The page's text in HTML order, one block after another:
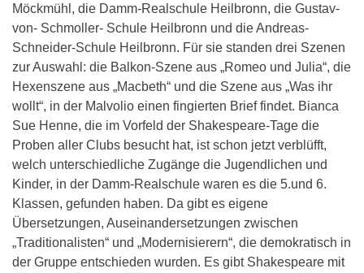
Möckmühl, die Damm-Realschule Heilbronn, die Gustav-
von- Schmoller- Schule Heilbronn und die Andreas-
Schneider-Schule Heilbronn. Für sie standen drei Szenen
zur Auswahl: die Balkon-Szene aus „Romeo und Julia“, die
Hexenszene aus „Macbeth“ und die Szene aus „Was ihr
wollt“, in der Malvolio einen fingierten Brief findet. Bianca
Sue Henne, die im Vorfeld der Shakespeare-Tage die
Proben aller Clubs besucht hat, ist schon jetzt verblüfft,
welch unterschiedliche Zugänge die Jugendlichen und
Kinder, in der Damm-Realschule waren es die 5.und 6.
Klassen, gefunden haben. Da gibt es eigene
Übersetzungen, Auseinandersetzungen zwischen
„Traditionalisten“ und „Modernisierern“, die demokratisch in
der Gruppe entschieden wurden. Es gibt Shakespeare mit